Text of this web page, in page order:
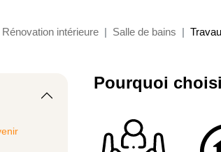
Rénovation intérieure Salle de bains
Pourquoi